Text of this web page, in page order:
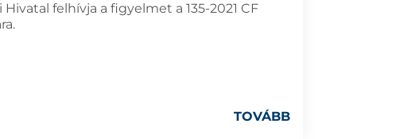
felhívja a figyelmet a 135-2021 CF
TOVÁBB